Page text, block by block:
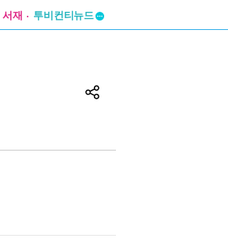
서재
창작플랫폼